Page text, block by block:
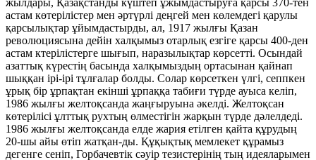
жылдары, Қазақстанды күштеп ұжымдастыруға қарсы 370-тен
астам көтерілістер мен әртүрлі деңгей мен көлемдегі қарулы
қарсылықтар ұйымдастырды, ал, 1917 жылғы Қазан
революциясына дейін халқымыз отарлық езгіге қарсы 400-ден
астам ктерілістерге шығып, наразылықтар көрсетті. Осындай
азаттық күрестің басында халқымыздың ортасынан қайнап
шыққан ірі-ірі тұлғалар болды. Солар көрсеткен үлгі, сеппкен
ұрық бір ұрпақтан екінші ұрпаққа табиғи түрде ауыса келіп,
1986 жылғы желтоқсанда жаңғыруына әкелді. Желтоқсан
көтерілісі ұлттық рухтың өлместігін жарқын түрде дәлелдеді.
1986 жылғы желтоқсанда елде жария етілген қайта құрудың
20-шы айы өтіп жатқан-ды. Құқықтық мемлекет құрамыз
дегенге сеніп, Горбачевтік сәуір тезистерінің тың идеяларымен